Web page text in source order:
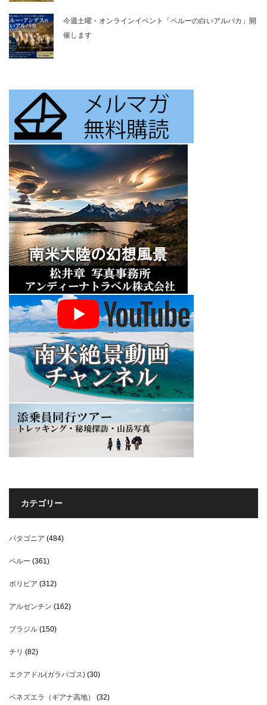
今週土曜・オンラインイベント「ペルーの白いアルパカ」開
催します
カテゴリー
パタゴニア (484)
ペルー (361)
ボリビア (312)
アルゼンチン (162)
ブラジル (150)
チリ (82)
エクアドル(ガラパゴス) (30)
ベネズエラ（ギアナ高地） (32)